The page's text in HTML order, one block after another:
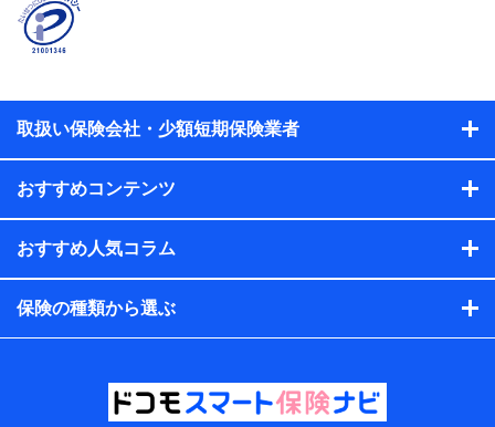
株式会社NTTドコモ
【利用する者の利用目的】
おけるユーザ登録受付および管理のため
当社又は株式会社NTTドコモと取引のあるもしくは委託を受
けている保険会社・提携会社の保険その他に関する情報を提
供するため、また維持管理等の委託業務遂行のため、またそ
れらに付帯、関連する当社、株式会社NTTドコモおよび提携
会社のサービスを案内、提供するため
（各サービスで取得したサービス利用履歴、ウェブサイトの
閲覧履歴、購買履歴、ご契約内容等のパーソナルデータを分
す。）
上記に係る案内・手続き・管理等付帯業務を行うため
【当該個人データの管理について責任を有する者の名
取扱い保険会社・少額短期保険業者
おすすめコンテンツ
おすすめ人気コラム
保険の種類から選ぶ